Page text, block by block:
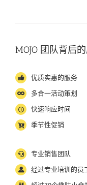
MOJO 团队背后
优质实惠的服务
多合一活动策划
快速响应时间
季节性促销
专业销售团队
经过专业培训的员